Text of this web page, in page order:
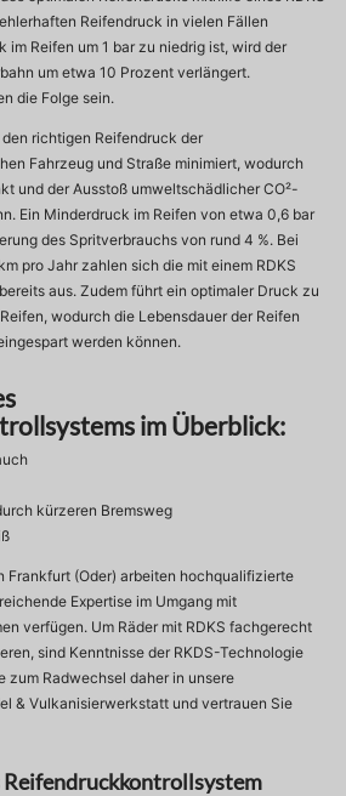
Reifendruck in vielen Fällen
im Reifen um 1 bar zu niedrig ist, wird der
um etwa 10 Prozent verlängert.
die Folge sein.
richtigen Reifendruck der
Fahrzeug und Straße minimiert, wodurch
und der Ausstoß umweltschädlicher CO²-
Ein Minderdruck im Reifen von etwa 0,6 bar
des Spritverbrauchs von rund 4 %. Bei
pro Jahr zahlen sich die mit einem RDKS
aus. Zudem führt ein optimaler Druck zu
wodurch die Lebensdauer der Reifen
werden können.
im Überblick:
kürzeren Bremsweg
Frankfurt (Oder) arbeiten hochqualifizierte
Expertise im Umgang mit
verfügen. Um Räder mit RDKS fachgerecht
sind Kenntnisse der RKDS-Technologie
zum Radwechsel daher in unsere
& Vulkanisierwerkstatt und vertrauen Sie